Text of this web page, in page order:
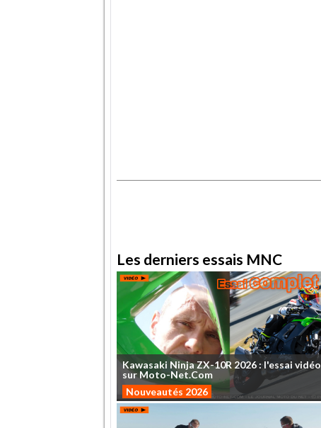
Les derniers essais MNC
Kawasaki NinjaZX-10R 2026 : l'essai vidéo
sur Moto-Net.Com
Nouveautés 2026